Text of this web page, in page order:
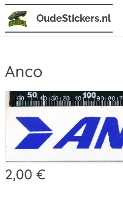
OudeStickers.nl
Anco
2,00 €